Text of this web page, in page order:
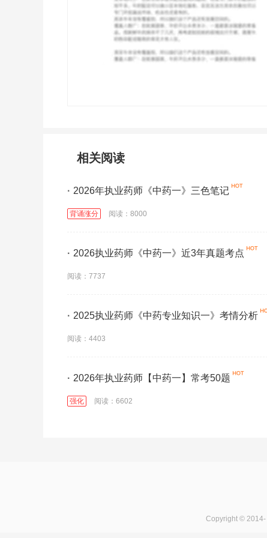
相关阅读
· 2026年执业药师《中药一》三色笔记
背诵涨分 阅读：8000
· 2026执业药师《中药一》近3年真题考点
阅读：7737
· 2025执业药师《中药专业知识一》考情分析
阅读：4403
· 2026年执业药师【中药一】常考50题
强化 阅读：6602
Copyright © 2014-